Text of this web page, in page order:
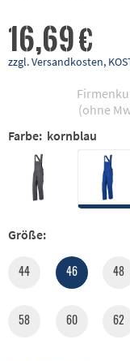
16,69 €
zzgl. Versandkosten,
(ohne
Farbe: kornblau
Größe:
44 46 48
58 60 62